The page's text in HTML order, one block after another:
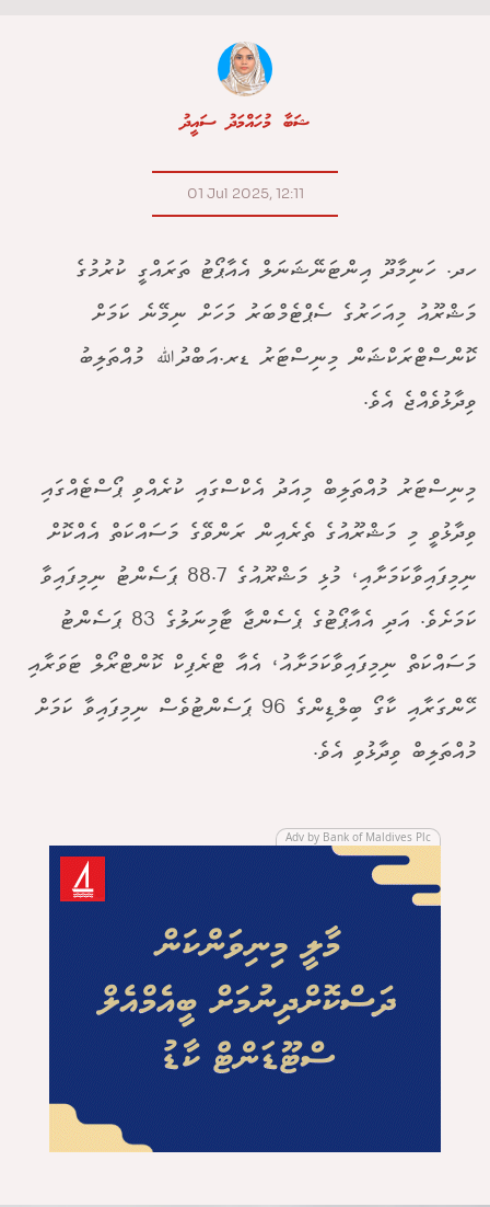
ޝަބާ މުހައްމަދު ސައީދު
01 Jul 2025, 12:11
ހދ. ހަނިމާދޫ އިންޓަނޭޝަނަލް އެއާޕޯޓު ތަރައްގީ ކުރުމުގެ
މަޝްރޫއު މިއަހަރުގެ ސެޕްޓެމްބަރު މަހަށް ނިމޭނެ ކަމަށް
ކޮންސްޓްރަކްޝަން މިނިސްޓަރު ޑރ.އަބްދުﷲ މުއްތަލިބު
ވިދާޅުވެއްޖެ އެވެ.
މިނިސްޓަރު މުއްތަލިބް މިއަދު އެކްސްގައި ކުރެއްވި ޕޯސްޓެއްގައި
ވިދާޅުވީ މި މަޝްރޫއުގެ ތެރެއިން ރަންވޭގެ މަސައްކަތް އެއްކޮށް
ނިމިފައިވާކަމަށާއި، މުޅި މަޝްރޫއުގެ 88.7 ޕަސެންޓު ނިމިފައިވާ
ކަމަށެވެ. އަދި އެއާޕޯޓުގެ ޕެސެންޖާ ޓާމިނަލުގެ 83 ޕަސެންޓު
މަސައްކަތް ނިމިފައިވާކަމަށާއު، އެއާ ޓްރެފިކް ކޮންޓްރޯލް ޓަވަރާއި
ހޭންގަރާއި ކާގޯ ބިލްޑިންގެ 96 ޕަސެންޓުވެސް ނިމިފައިވާ ކަމަށް
މުއްތަލިބް ވިދާޅުވި އެވެ.
Adv by Bank of Maldives Plc